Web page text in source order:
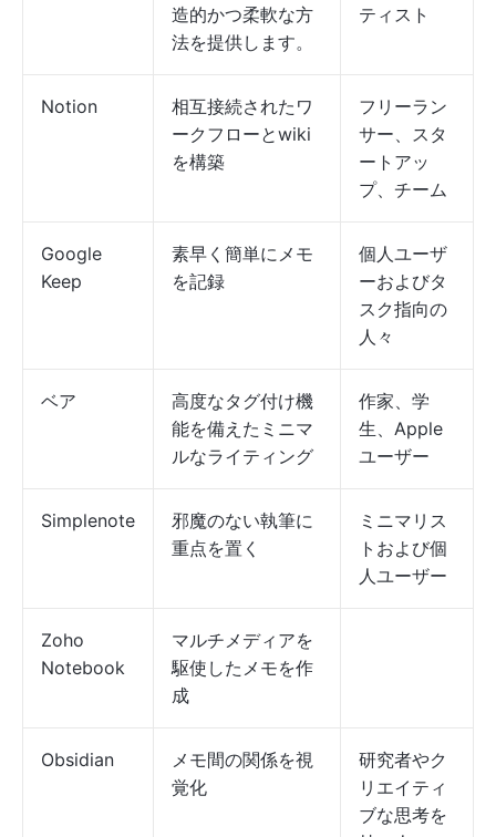
造的かつ柔軟な方
法を提供します。
ティスト
Notion
相互接続されたワ
ークフローとwiki
を構築
フリーラン
サー、スタ
ートアッ
プ、チーム
Google
Keep
素早く簡単にメモ
を記録
個人ユーザ
ーおよびタ
スク指向の
人々
ベア
高度なタグ付け機
能を備えたミニマ
ルなライティング
作家、学
生、Apple
ユーザー
Simplenote
邪魔のない執筆に
重点を置く
ミニマリス
トおよび個
人ユーザー
Zoho
Notebook
マルチメディアを
駆使したメモを作
成
Obsidian
メモ間の関係を視
覚化
研究者やク
リエイティ
ブな思考を